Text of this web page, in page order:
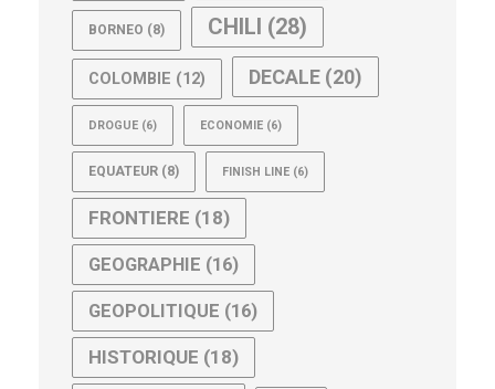
BORNEO (8) CHILI (28)
COLOMBIE (12) DECALE (20)
DROGUE (6) ECONOMIE (6)
EQUATEUR (8) FINISH LINE (6)
FRONTIERE (18)
GEOGRAPHIE (16)
GEOPOLITIQUE (16)
HISTORIQUE (18)